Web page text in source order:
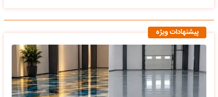
پیشنهادات ویژه